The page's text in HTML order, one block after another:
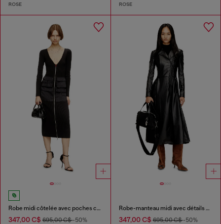
ROSE ROSE
Robe midi côtelée avec poches cargo
347,00 C$ 695,00 C$-50%
Robe-manteau midi avec détails motard
347,00 C$695,00 C$-50%